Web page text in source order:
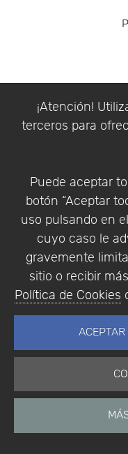
¡Atención!
terceros para
Puede aceptar
botón “Aceptar
uso pulsando en
cuyo caso le
gravemente
sitio o recibir
Política de Cookies
Está aquí: Inicio